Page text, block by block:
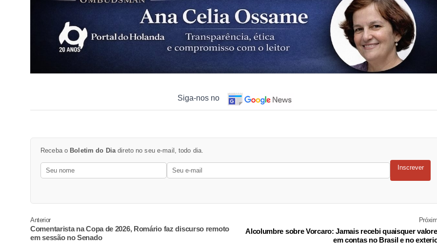
Siga-nos no
Receba o Boletim do Diadireto no seu e-mail, todo dia.
Inscrever
Anterior
Comentarista na Copa de 2026, Romário faz discurso remoto
em sessão no Senado
Alcolumbre sobre Vorcaro: Jamais recebi quaisquer
em contas no Brasil e no